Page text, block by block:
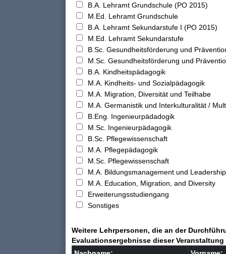
B.A. Lehramt Grundschule (PO 2015)
M.Ed. Lehramt Grundschule
B.A. Lehramt Sekundarstufe I (PO 2015)
M.Ed. Lehramt Sekundarstufe
B.Sc. Gesundheitsförderung und
M.Sc. Gesundheitsförderung und
B.A. Kindheitspädagogik
M.A. Kindheits- und Sozialpädagogik
M.A. Migration, Diversität und Teilhabe
M.A. Germanistik und Interkulturalität /
B.Eng. Ingenieurpädadogik
M.Sc. Ingenieurpädagogik
B.Sc. Pflegewissenschaft
M.A. Pflegepädagogik
M.Sc. Pflegewissenschaft
M.A. Bildungsmanagement und
M.A. Education, Migration, and Diversity
Erweiterungsstudiengang
Sonstiges
Weitere Lehrpersonen, die an der
Evaluationsergebnisse dieser